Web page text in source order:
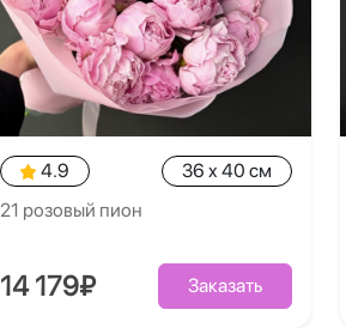
4.9
36 x 40 см
21 розовый пион
14 179₽ Заказать